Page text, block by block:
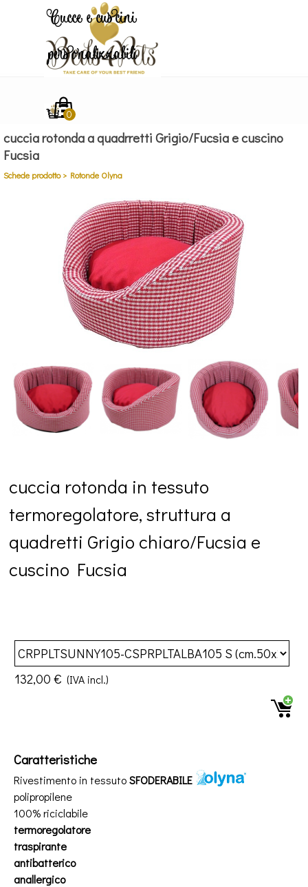
Salta menù
Cucce e cuscini
personalizzabili
cuccia rotonda a quadrretti Grigio/Fucsia e cuscino
Fucsia
Schede prodotto > Rotonde Olyna
cuccia rotonda in tessuto
termoregolatore, struttura a
quadretti Grigio chiaro/Fucsia e
cuscino Fucsia
132,00 € (IVA incl.)
Caratteristiche
Rivestimento in tessutoSFODERABILE
polipropilene
100% riciclabile
termoregolatore
traspirante
antibatterico
anallergico